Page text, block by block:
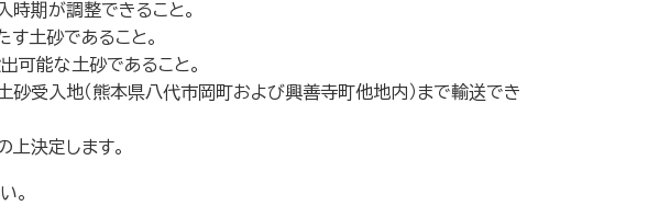
期が調整できること。
す土砂であること。
可能な土砂であること。
受入地（熊本県八代市岡町および興善寺町他地内）まで輸送でき
決定します。
。